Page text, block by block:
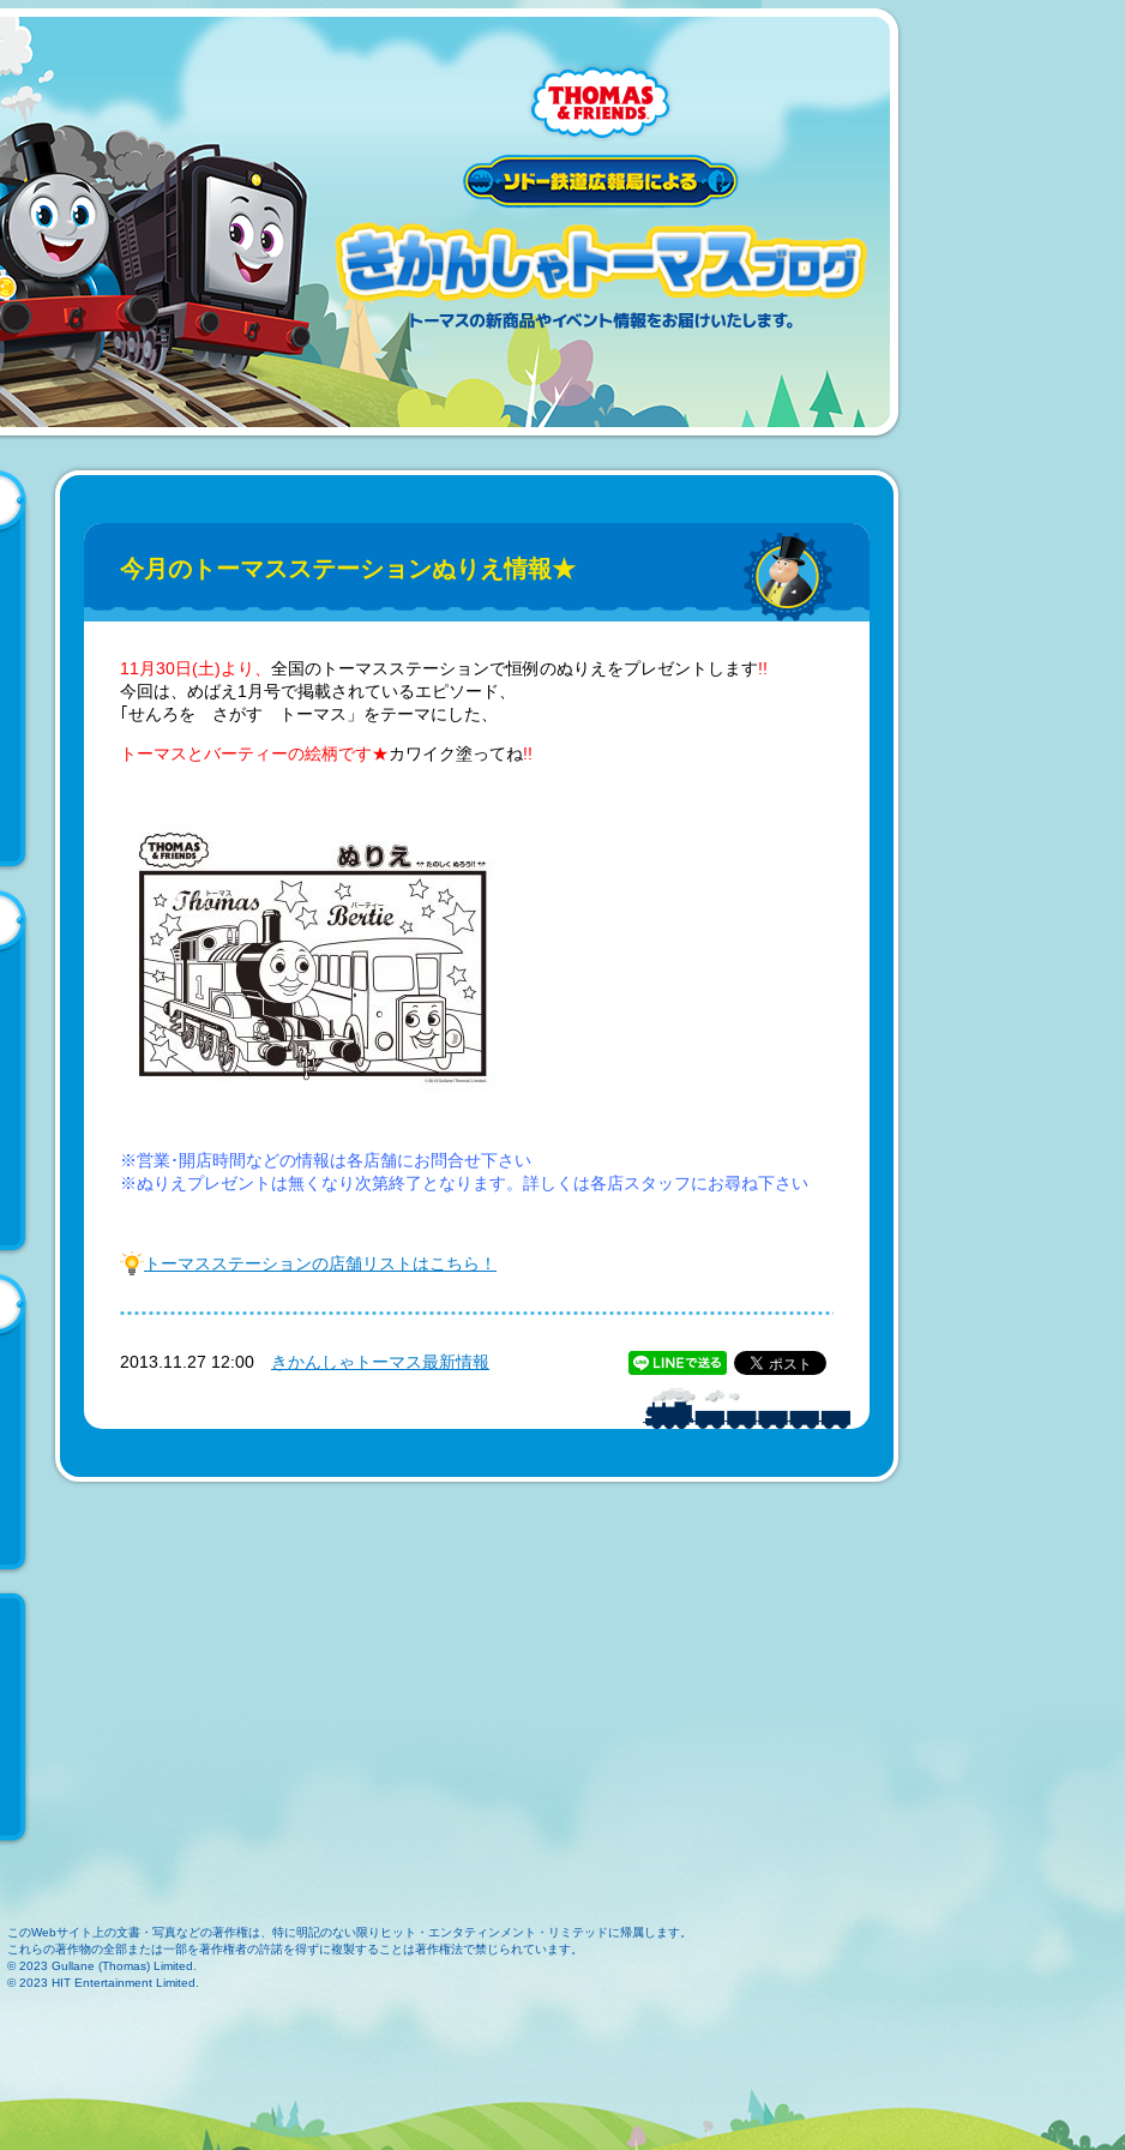
今月のトーマスステーションぬりえ情報★
11 月30日(土)より、 全国のトーマスステーションで恒例のぬりえをプレゼントします!!
今回は、めばえ1月号で掲載されているエピソード、
｢せんろを さがす トーマス」をテーマにした、
トーマスとバーティーの絵柄です★カワイク塗ってね!!
※営業･開店時間などの情報は各店舗にお問合せ下さい
※ぬりえプレゼントは無くなり次第終了となります。詳しくは各店スタッフにお尋ね下さい
トーマスステーションの店舗リストはこちら！
2013.11.27 12:00 きかんしゃトーマス最新情報
このWebサイト上の文書・写真などの著作権は、特に明記のない限りヒット・エンタティンメント・リミテッドに帰属します。
これらの著作物の全部または一部を著作権者の許諾を得ずに複製することは著作権法で禁じられています。
© 2023 Gullane (Thomas) Limited.
© 2023 HIT Entertainment Limited.